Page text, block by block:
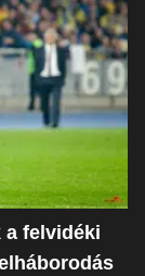
a felvidéki